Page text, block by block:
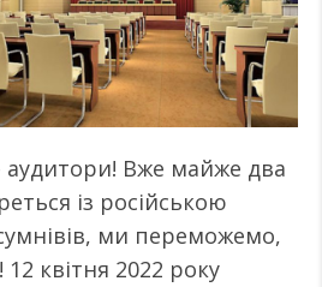
аудитори! Вже майже два
із російською
ми переможемо,
квітня 2022 року